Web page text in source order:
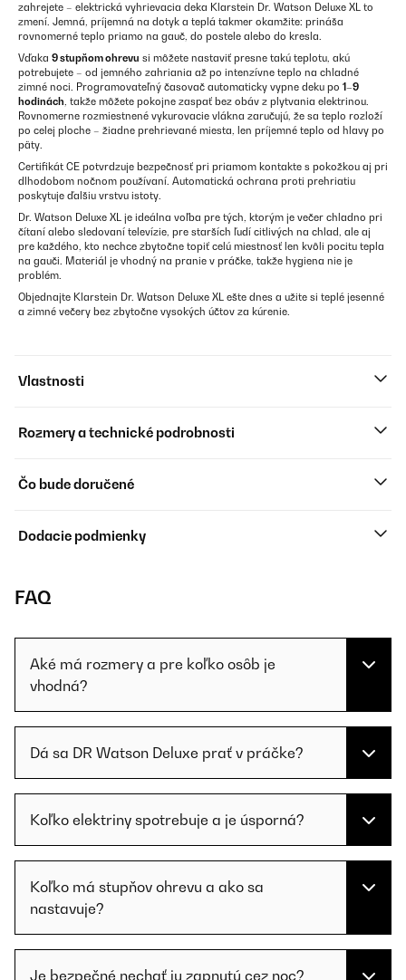
zahrejete – elektrická vyhrievacia deka Klarstein Dr. Watson Deluxe XL to
zmení. Jemná, príjemná na dotyk a teplá takmer okamžite: prináša
rovnomerné teplo priamo na gauč, do postele alebo do kresla.
Vďaka 9 stupňom ohrevu si môžete nastaviť presne takú teplotu, akú
potrebujete – od jemného zahriania až po intenzívne teplo na chladné
zimné noci. Programovateľný časovač automaticky vypne deku po 1–9
hodinách, takže môžete pokojne zaspať bez obáv z plytvania elektrinou.
Rovnomerne rozmiestnené vykurovacie vlákna zaručujú, že sa teplo rozloží
po celej ploche – žiadne prehrievané miesta, len príjemné teplo od hlavy po
päty.
Certifikát CE potvrdzuje bezpečnosť pri priamom kontakte s pokožkou aj pri
dlhodobom nočnom používaní. Automatická ochrana proti prehriatiu
poskytuje ďalšiu vrstvu istoty.
Dr. Watson Deluxe XL je ideálna voľba pre tých, ktorým je večer chladno pri
čítaní alebo sledovaní televízie, pre starších ľudí citlivých na chlad, ale aj
pre každého, kto nechce zbytočne topiť celú miestnosť len kvôli pocitu tepla
na gauči. Materiál je vhodný na pranie v práčke, takže hygiena nie je
problém.
Objednajte Klarstein Dr. Watson Deluxe XL ešte dnes a užite si teplé jesenné
a zimné večery bez zbytočne vysokých účtov za kúrenie.
Vlastnosti
Rozmery a technické podrobnosti
Čo bude doručené
Dodacie podmienky
FAQ
Aké má rozmery a pre koľko osôb je
vhodná?
Dá sa DR Watson Deluxe prať v práčke?
Koľko elektriny spotrebuje a je úsporná?
Koľko má stupňov ohrevu a ako sa
nastavuje?
Je bezpečné nechať ju zapnutú cez noc?